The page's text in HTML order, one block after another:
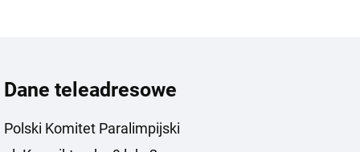
Dane teleadresowe
Polski Komitet Paralimpijski